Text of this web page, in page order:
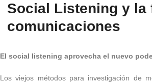
Social Listening y la
comunicaciones
El social listening aprovecha el nuevo
Los viejos métodos para investigación de